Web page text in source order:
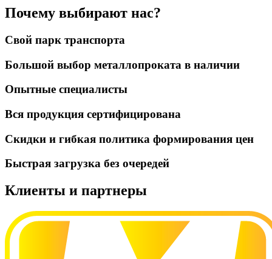
Почему выбирают нас?
Свой парк транспорта
Большой выбор металлопроката в наличии
Опытные специалисты
Вся продукция сертифицирована
Скидки и гибкая политика формирования цен
Быстрая загрузка без очередей
Клиенты и партнеры